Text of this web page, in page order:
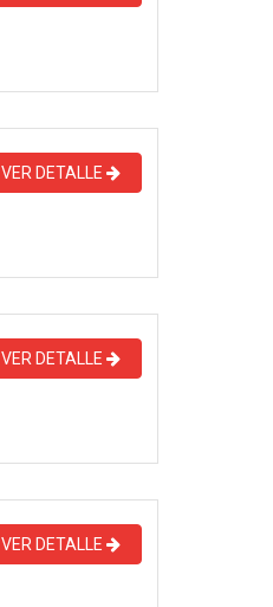
VER DETALLE
VER DETALLE
VER DETALLE